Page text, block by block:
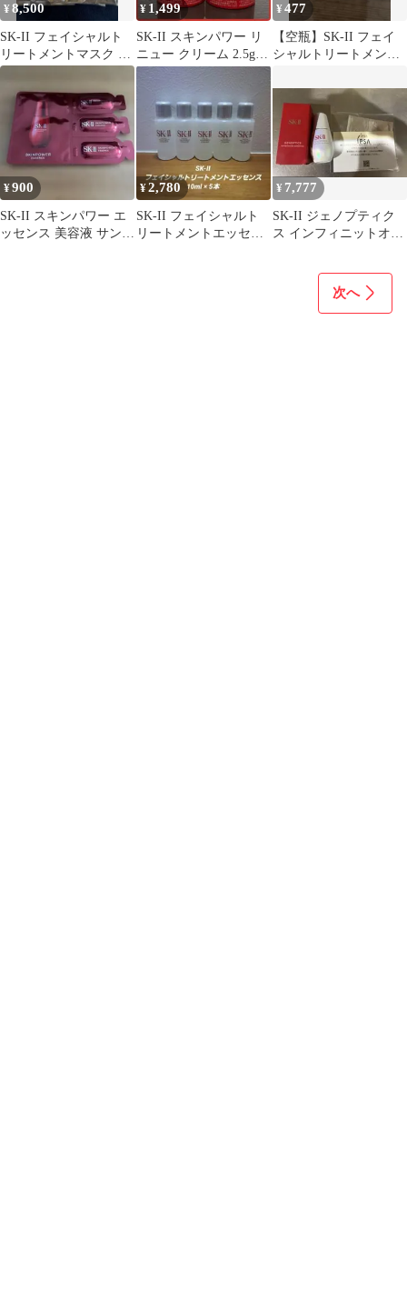
¥8,500
SK-II フェイシャルト
リートメントマスク パ
ック 10枚 セット
新品未使用
¥ 1,499
SK-II スキンパワー リ
ニュー クリーム 2.5g 2
個セット 美容クリーム
¥477
【空瓶】SK-II フェイ
シャルトリートメント
ット
¥900
SK-II スキンパワー エ
ッセンス 美容液 サンプ
¥2,780
SK-II フェイシャルト
リートメントエッセン
¥ 7,777
SK-II ジェノプティク
ス インフィニットオー
次へ